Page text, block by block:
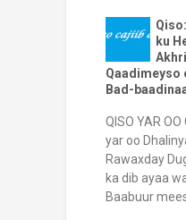
ku
Qaadimeyso
Bad-
QISO YAR
yar oo
Rawaxday
ka dib ayaa
Baabuur